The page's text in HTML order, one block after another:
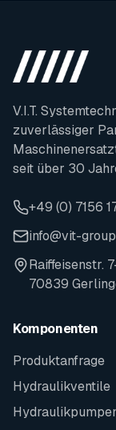
V.I.T.
zuverlässiger
seit über 30
+49 (0) 7156
info@vit-
Raiffeisenstr.
70839
Komponenten
Produktanfrage
Hydraulikventile